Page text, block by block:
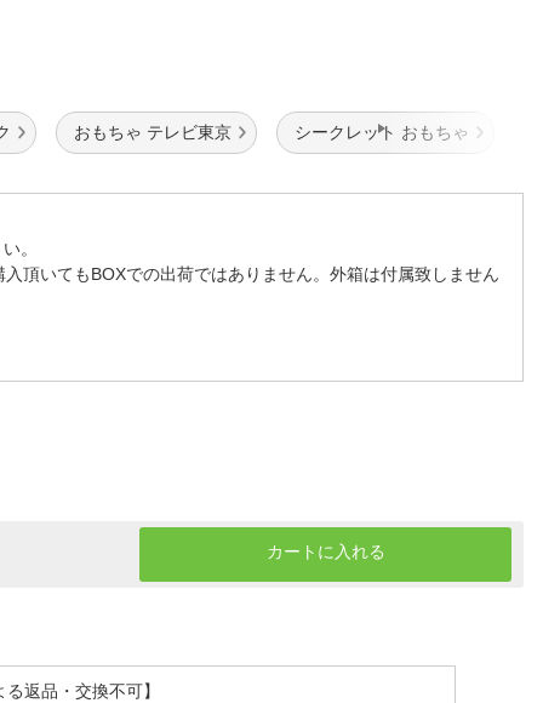
おもちゃ テレビ東京 シークレット おもちゃ
。
頂いてもBOXでの出荷ではありません。外箱は付属致しません
カートに入れる
返品・交換不可】